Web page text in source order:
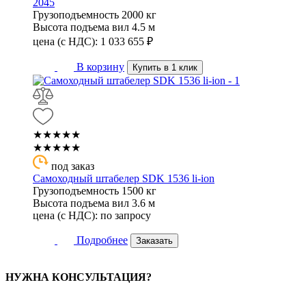
2045
Грузоподъемность 2000 кг
Высота подъема вил 4.5 м
цена (с НДС): 1 033 655 ₽
В корзину Купить в 1 клик
★★★★★
★★★★★
под заказ
Самоходный штабелер SDK 1536 li-ion
Грузоподъемность 1500 кг
Высота подъема вил 3.6 м
цена (с НДС): по запросу
Подробнее Заказать
НУЖНА КОНСУЛЬТАЦИЯ?